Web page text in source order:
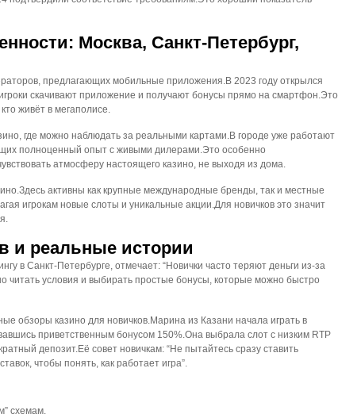
Москва, Санкт-Петербург,
предлагающих мобильные приложения.В 2023 году открылся
скачивают приложение и получают бонусы прямо на смартфон.Это
живёт в мегаполисе.
где можно наблюдать за реальными картами.В городе уже работают
полноценный опыт с живыми дилерами.Это особенно
атмосферу настоящего казино, не выходя из дома.
активны как крупные международные бренды, так и местные
игрокам новые слоты и уникальные акции.Для новичков это значит
и реальные истории
в Санкт-Петербурге, отмечает: “Новички часто теряют деньги из‑за
читать условия и выбирать простые бонусы, которые можно быстро
обзоры казино для новичков.Марина из Казани начала играть в
приветственным бонусом 150%.Она выбрала слот с низким RTP
депозит.Её совет новичкам: “Не пытайтесь сразу ставить
чтобы понять, как работает игра”.
схемам.